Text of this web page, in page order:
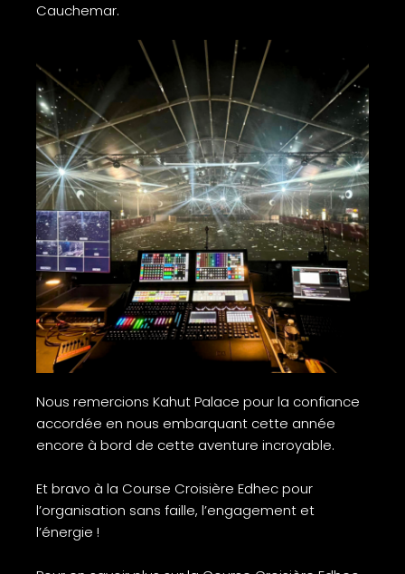
Cauchemar.
Nous remercions Kahut Palace pour la confiance
accordée en nous embarquant cette année
encore à bord de cette aventure incroyable.
Et bravo à la Course Croisière Edhec pour
l’organisation sans faille, l’engagement et
l’énergie !